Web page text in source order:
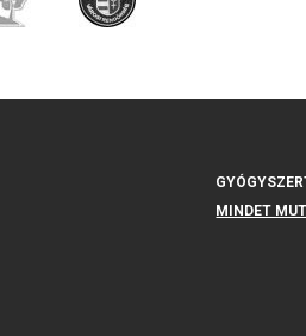
MINDET